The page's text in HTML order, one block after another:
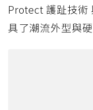
Protect 護趾技術
具了潮流外型與